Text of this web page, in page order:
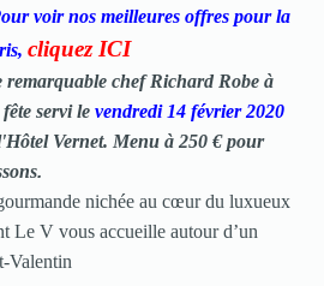
voir nos meilleures offres pour la
cliquez ICI
chef Richard Robe à
servi le vendredi 14 février 2020
Vernet. Menu à 250 € pour
.
nichée au cœur du luxueux
Le V vous accueille autour d’un
Valentin